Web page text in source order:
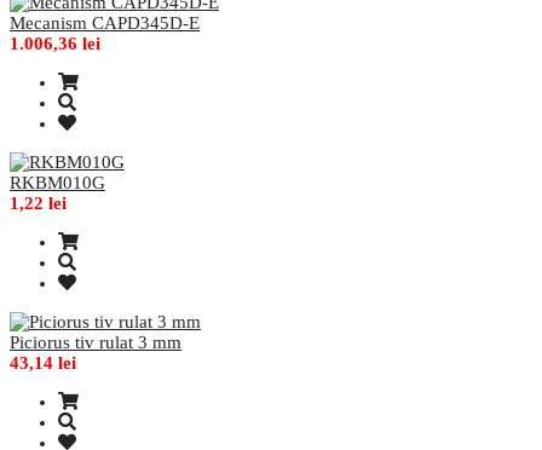
Mecanism CAPD345D-E
1.006,36 lei
RKBM010G
1,22 lei
Piciorus tiv rulat 3 mm
43,14 lei